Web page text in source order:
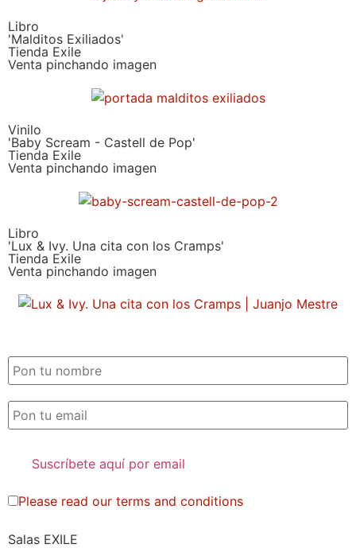
Libro
'Malditos Exiliados'
Tienda Exile
Venta pinchando imagen
Vinilo
'Baby Scream - Castell de Pop'
Tienda Exile
Venta pinchando imagen
Libro
'Lux & Ivy. Una cita con los Cramps'
Tienda Exile
Venta pinchando imagen
Please read our terms and conditions
Salas EXILE